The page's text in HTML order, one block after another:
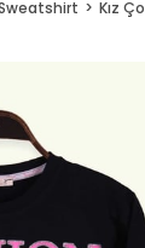
Kız